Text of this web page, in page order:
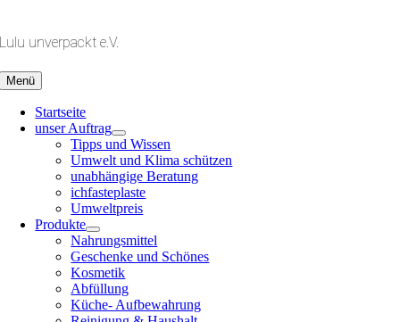
springen
Lulu unverpackt e.V.
Menü
Startseite
unser Auftrag
Tipps und Wissen
Umwelt und Klima schützen
unabhängige Beratung
ichfasteplaste
Umweltpreis
Produkte
Nahrungsmittel
Geschenke und Schönes
Kosmetik
Abfüllung
Küche- Aufbewahrung